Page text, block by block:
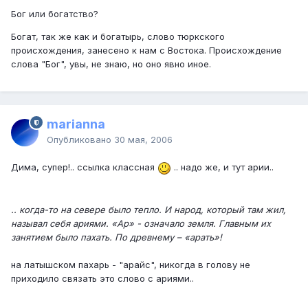
Бог или богатство?
Богат, так же как и богатырь, слово тюркского
происхождения, занесено к нам с Востока. Происхождение
слова "Бог", увы, не знаю, но оно явно иное.
marianna
Опубликовано 30 мая, 2006
Дима, супер!.. ссылка классная .. надо же, и тут арии..
.. когда-то на севере было тепло. И народ, который там жил,
называл себя ариями. «Ар» - означало земля. Главным их
занятием было пахать. По древнему – «арать»!
на латышском пахарь - "арайс", никогда в голову не
приходило связать это слово с ариями..